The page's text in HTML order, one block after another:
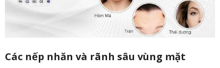
Các nếp nhăn và rãnh sâu vùng mặt